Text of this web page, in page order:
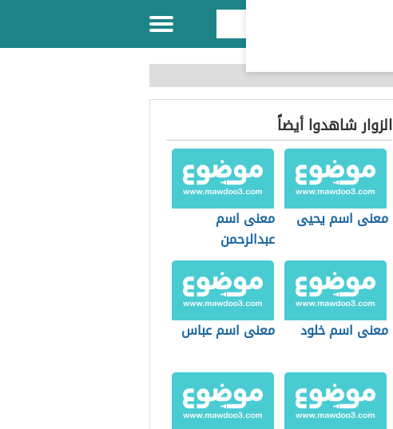
الزوار شاهدوا أيضاً
معنى اسم يحيى
معنى اسم
عبدالرحمن
معنى اسم خلود معنى اسم عباس